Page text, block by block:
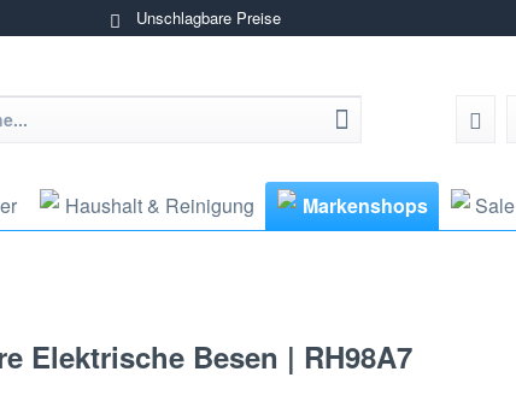
Unschlagbare Preise
Haushalt & Reinigung Markenshops Sale
Elektrische Besen | RH98A7